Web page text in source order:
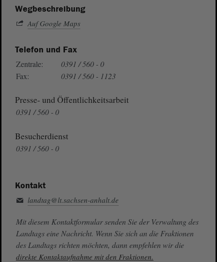
Wegbeschreibung
Auf Google Maps
Telefon und Fax
Zentrale:
0391 / 560 - 0
Fax:
0391 / 560 - 1123
Presse- und Öffentlichkeitsarbeit
0391 / 560 - 0
Besucherdienst
0391 / 560 - 0
Kontakt
landtag@lt.sachsen-anhalt.de
Mit diesem Kontaktformular senden Sie der Verwaltung des
Landtags eine Nachricht. Wenn Sie sich an die Fraktionen
des Landtags richten möchten, dann empfehlen wir die
direkte Kontaktaufnahme mit den Fraktionen.